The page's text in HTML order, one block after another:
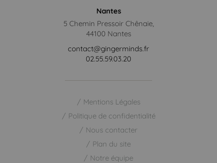
Nantes
5 Chemin Pressoir Chênaie,
44100 Nantes
contact@gingerminds.fr
02.55.59.03.20
Mentions Légales
Politique de confidentialité
Nous contacter
Plan du site
Notre équipe